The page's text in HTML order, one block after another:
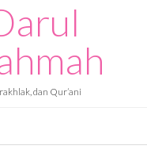
dan Qur’ani